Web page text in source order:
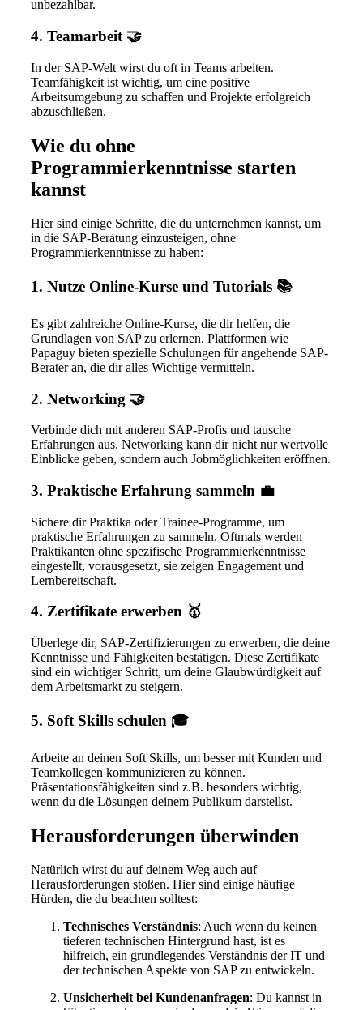
unbezahlbar.
4. Teamarbeit 🤝
In der SAP-Welt wirst du oft in Teams arbeiten.
Teamfähigkeit ist wichtig, um eine positive
Arbeitsumgebung zu schaffen und Projekte erfolgreich
abzuschließen.
Wie du ohne
Programmierkenntnisse starten
kannst
Hier sind einige Schritte, die du unternehmen kannst, um
in die SAP-Beratung einzusteigen, ohne
Programmierkenntnisse zu haben:
1. Nutze Online-Kurse und Tutorials 📚
Es gibt zahlreiche Online-Kurse, die dir helfen, die
Grundlagen von SAP zu erlernen. Plattformen wie
Papaguy bieten spezielle Schulungen für angehende SAP-
Berater an, die dir alles Wichtige vermitteln.
2. Networking 🤝
Verbinde dich mit anderen SAP-Profis und tausche
Erfahrungen aus. Networking kann dir nicht nur wertvolle
Einblicke geben, sondern auch Jobmöglichkeiten eröffnen.
3. Praktische Erfahrung sammeln 💼
Sichere dir Praktika oder Trainee-Programme, um
praktische Erfahrungen zu sammeln. Oftmals werden
Praktikanten ohne spezifische Programmierkenntnisse
eingestellt, vorausgesetzt, sie zeigen Engagement und
Lernbereitschaft.
4. Zertifikate erwerben 🥇
Überlege dir, SAP-Zertifizierungen zu erwerben, die deine
Kenntnisse und Fähigkeiten bestätigen. Diese Zertifikate
sind ein wichtiger Schritt, um deine Glaubwürdigkeit auf
dem Arbeitsmarkt zu steigern.
5. Soft Skills schulen 🎓
Arbeite an deinen Soft Skills, um besser mit Kunden und
Teamkollegen kommunizieren zu können.
Präsentationsfähigkeiten sind z.B. besonders wichtig,
wenn du die Lösungen deinem Publikum darstellst.
Herausforderungen überwinden
Natürlich wirst du auf deinem Weg auch auf
Herausforderungen stoßen. Hier sind einige häufige
Hürden, die du beachten solltest:
Technisches Verständnis: Auch wenn du keinen
tieferen technischen Hintergrund hast, ist es
hilfreich, ein grundlegendes Verständnis der IT und
der technischen Aspekte von SAP zu entwickeln.
Unsicherheit bei Kundenanfragen: Du kannst in